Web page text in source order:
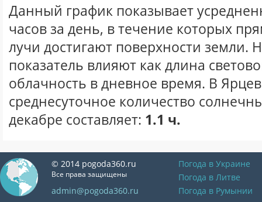
Данный график показывает
часов за день, в течение которых
лучи достигают поверхности земли.
показатель влияют как длина
облачность в дневное время. В
среднесуточное количество
декабре составляет: 1.1 ч.
© 2014 pogoda360.ru
Все права защищены
admin@pogoda360.ru
Погода в Украине
Погода в Литве
Погода в Румынии